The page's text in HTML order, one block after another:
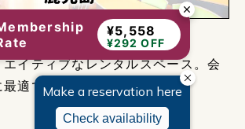
電停から徒歩約2分。
イティブなレンタルスペース。会
適です。
¥5,558
¥292 OFF